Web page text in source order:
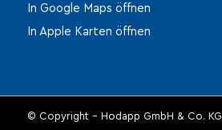
In Google Maps öffnen
In Apple Karten öffnen
© Copyright - Hodapp GmbH & Co. KG